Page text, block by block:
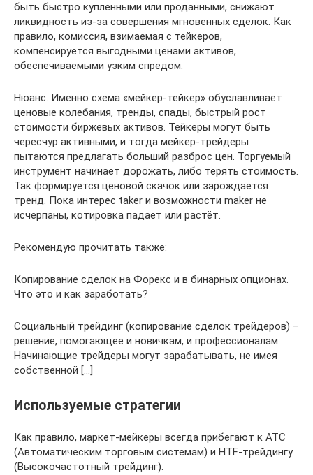
быть быстро купленными или проданными, снижают
ликвидность из-за совершения мгновенных сделок. Как
правило, комиссия, взимаемая с тейкеров,
компенсируется выгодными ценами активов,
обеспечиваемыми узким спредом.
Нюанс. Именно схема «мейкер-тейкер» обуславливает
ценовые колебания, тренды, спады, быстрый рост
стоимости биржевых активов. Тейкеры могут быть
чересчур активными, и тогда мейкер-трейдеры
пытаются предлагать больший разброс цен. Торгуемый
инструмент начинает дорожать, либо терять стоимость.
Так формируется ценовой скачок или зарождается
тренд. Пока интерес taker и возможности maker не
исчерпаны, котировка падает или растёт.
Рекомендую прочитать также:
Копирование сделок на Форекс и в бинарных опционах.
Что это и как заработать?
Социальный трейдинг (копирование сделок трейдеров) –
решение, помогающее и новичкам, и профессионалам.
Начинающие трейдеры могут зарабатывать, не имея
собственной […]
Используемые стратегии
Как правило, маркет-мейкеры всегда прибегают к АТС
(Автоматическим торговым системам) и HTF-трейдингу
(Высокочастотный трейдинг).